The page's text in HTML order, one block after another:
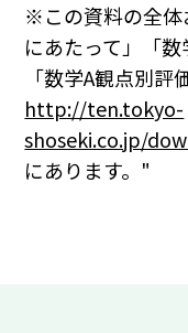
※この資料の全体
にあたって」「数
「数学A観点別評
http://ten.tokyo-
shoseki.co.jp/
にあります。"